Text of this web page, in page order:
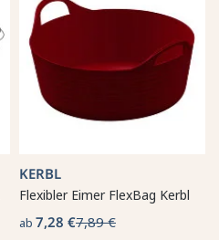
KERBL
Flexibler Eimer FlexBag Kerbl
ab 7,28 €7,89 €